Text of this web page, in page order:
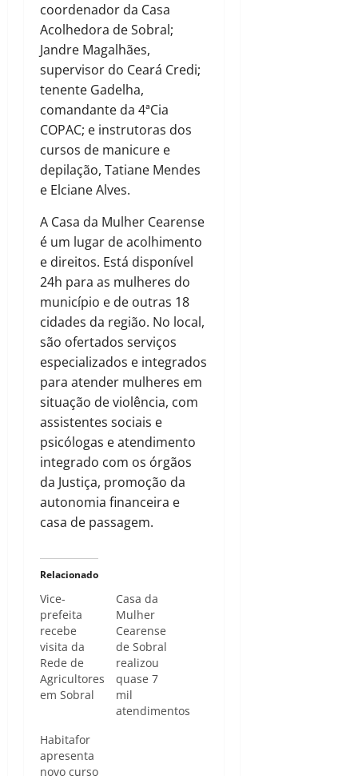
coordenador da Casa
Acolhedora de Sobral;
Jandre Magalhães,
supervisor do Ceará Credi;
tenente Gadelha,
comandante da 4ªCia
COPAC; e instrutoras dos
cursos de manicure e
depilação, Tatiane Mendes
e Elciane Alves.
A Casa da Mulher Cearense
é um lugar de acolhimento
e direitos. Está disponível
24h para as mulheres do
município e de outras 18
cidades da região. No local,
são ofertados serviços
especializados e integrados
para atender mulheres em
situação de violência, com
assistentes sociais e
psicólogas e atendimento
integrado com os órgãos
da Justiça, promoção da
autonomia financeira e
casa de passagem.
Relacionado
Vice-
prefeita
recebe
visita da
Rede de
Agricultores
em Sobral
Casa da
Mulher
Cearense
de Sobral
realizou
quase 7
mil
atendimentos
Habitafor
apresenta
novo curso